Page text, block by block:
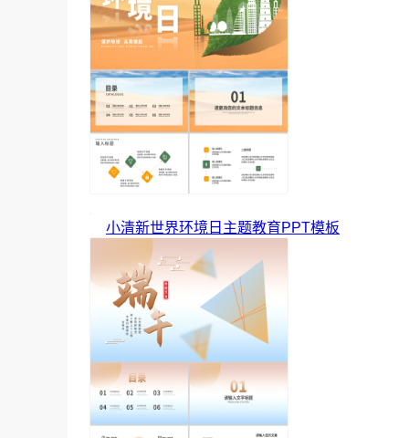
小清新世界环境日主题教育PPT模板